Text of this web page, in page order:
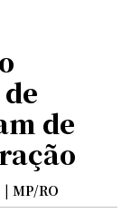
de
| MP/RO